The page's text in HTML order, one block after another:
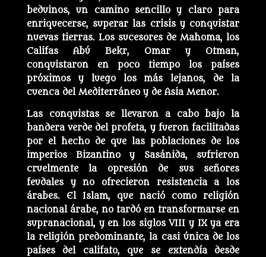
beduinos, un camino sencillo y claro para
enriquecerse, superar las crisis y conquistar
nuevas tierras. Los sucesores de Mahoma, los
Califas Abú Bekr, Omar y Otman,
conquistaron en poco tiempo los países
próximos y luego los más lejanos, de la
cuenca del Mediterráneo y de Asia Menor.
Las conquistas se llevaron a cabo bajo la
bandera verde del profeta, y fueron facilitadas
por el hecho de que las poblaciones de los
imperios Bizantino y Sasánida, sufrieron
cruelmente la opresión de sus señores
feudales y no ofrecieron resistencia a los
árabes. El Islam, que nació como religión
nacional árabe, no tardó en transformarse en
supranacional, y en los siglos VIII y IX ya era
la religión predominante, la casi única de los
países del califato, que se extendía desde